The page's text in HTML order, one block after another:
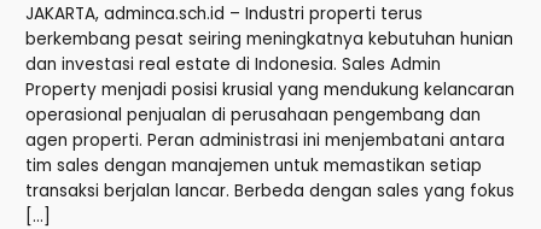
JAKARTA, adminca.sch.id – Industri properti terus
berkembang pesat seiring meningkatnya kebutuhan hunian
dan investasi real estate di Indonesia. Sales Admin
Property menjadi posisi krusial yang mendukung kelancaran
operasional penjualan di perusahaan pengembang dan
agen properti. Peran administrasi ini menjembatani antara
tim sales dengan manajemen untuk memastikan setiap
transaksi berjalan lancar. Berbeda dengan sales yang fokus
[…]